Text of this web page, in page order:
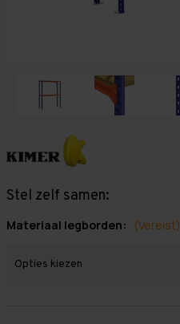
Stel zelf samen:
Materiaal legborden: (Vereist)